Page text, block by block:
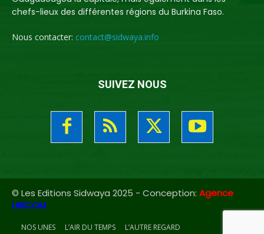
chefs-lieux des différentes régions du Burkina Faso.
Nous contacter: contact@sidwaya.info
SUIVEZ NOUS
© Les Editions Sidwaya 2025 - Conception: Agence
UBICOM
NOS UNES L’AIR DU TEMPS L’AUTRE REGARD